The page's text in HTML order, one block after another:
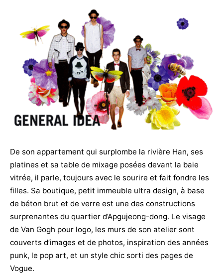
De son appartement qui surplombe la rivière Han, ses
platines et sa table de mixage posées devant la baie
vitrée, il parle, toujours avec le sourire et fait fondre les
filles. Sa boutique, petit immeuble ultra design, à base
de béton brut et de verre est une des constructions
surprenantes du quartier d’Apgujeong-dong. Le visage
de Van Gogh pour logo, les murs de son atelier sont
couverts d’images et de photos, inspiration des années
punk, le pop art, et un style chic sorti des pages de
Vogue.